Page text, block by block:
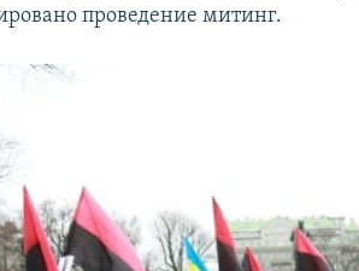
проведение митинг.